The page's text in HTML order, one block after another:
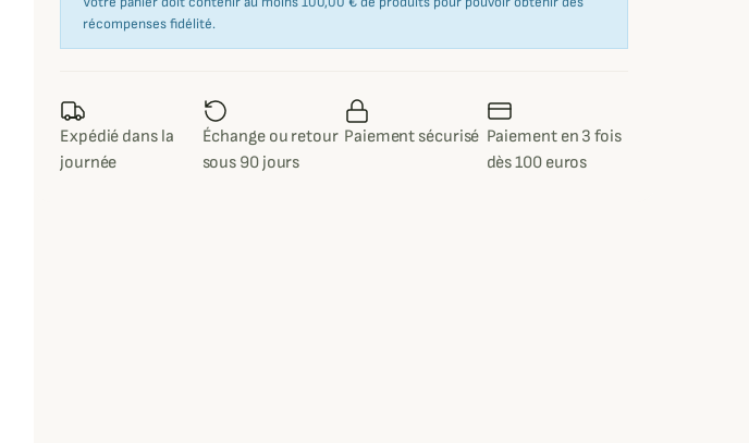
récompenses fidélité.
Expédié dans la
journée
Échange ou retour
sous 90 jours
Paiement sécurisé Paiement en 3 fois
dès 100 euros